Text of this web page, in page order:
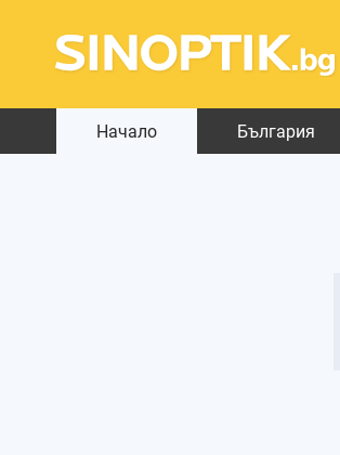
Начало България